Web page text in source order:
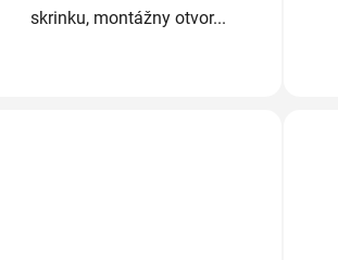
skrinku, montážny otvor...